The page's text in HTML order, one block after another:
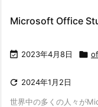
Microsoft Office
 2023年4月8日 
 2024年1月2日
世界中の多くの人々が